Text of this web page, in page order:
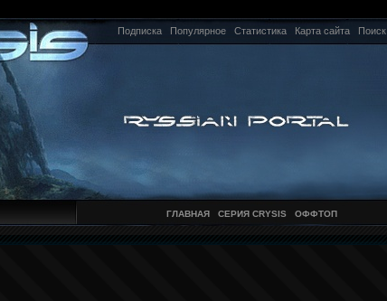
Подписка Популярное Статистика Карта сайта Поиск
ГЛАВНАЯ СЕРИЯ CRYSIS ОФФТОП